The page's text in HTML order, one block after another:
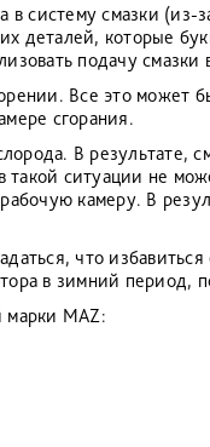
смазки (из-
которые
подачу смазки
Все это
сгорания.
В результате,
ситуации не
камеру. В
что
в зимний период,
марки MAZ: